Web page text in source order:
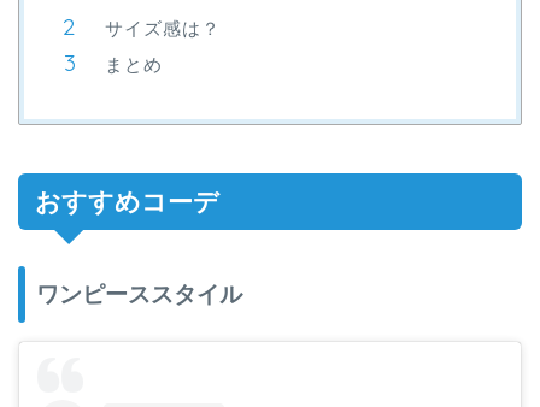
サイズ感は？
まとめ
おすすめコーデ
ワンピーススタイル